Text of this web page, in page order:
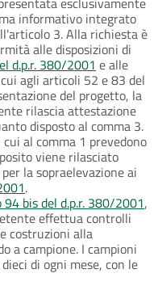
informativo integrato
3. Alla richiesta è
alle disposizioni di
d.p.r. 380/2001 e alle
agli articoli 52 e 83 del
del progetto, la
rilascia attestazione
disposto al comma 3.
al comma 1 prevedono
viene rilasciato
la sopraelevazione ai
.
bis del d.p.r. 380/2001,
effettua controlli
costruzioni alla
a campione. I campioni
di ogni mese, con le